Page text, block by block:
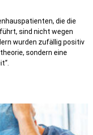
die die
sind nicht wegen
wurden zufällig positiv
sondern eine